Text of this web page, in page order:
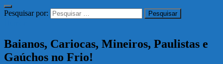
Pesquisar por:
Baianos, Cariocas, Mineiros, Paulistas e
Gaúchos no Frio!